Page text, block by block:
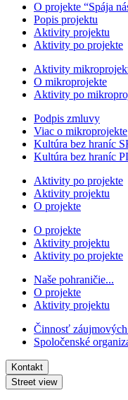
O projekte “Spája
Popis projektu
Aktivity projektu
Aktivity po projekte
Aktivity
O mikroprojekte
Aktivity po
Podpis zmluvy
Viac o mikroprojekte
Kultúra bez hraníc
Kultúra bez hraníc
Aktivity po projekte
Aktivity projektu
O projekte
O projekte
Aktivity projektu
Aktivity po projekte
Naše pohraničie...
O projekte
Aktivity projektu
Činnosť
Spoločenské
Kontakt
Street view